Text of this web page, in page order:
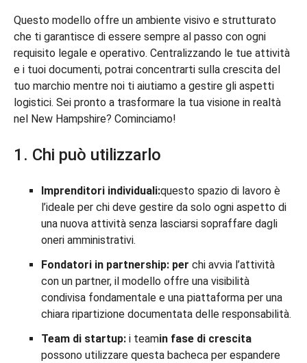
Questo modello offre un ambiente visivo e strutturato
che ti garantisce di essere sempre al passo con ogni
requisito legale e operativo. Centralizzando le tue attività
e i tuoi documenti, potrai concentrarti sulla crescita del
tuo marchio mentre noi ti aiutiamo a gestire gli aspetti
logistici. Sei pronto a trasformare la tua visione in realtà
nel New Hampshire? Cominciamo!
1. Chi può utilizzarlo
Imprenditori individuali:questo spazio di lavoro è
l’ideale per chi deve gestire da solo ogni aspetto di
una nuova attività senza lasciarsi sopraffare dagli
oneri amministrativi.
Fondatori in partnership: per chi avvia l’attività
con un partner, il modello offre una visibilità
condivisa fondamentale e una piattaforma per una
chiara ripartizione documentata delle responsabilità.
Team di startup: i teamin fase di crescita
possono utilizzare questa bacheca per espandere